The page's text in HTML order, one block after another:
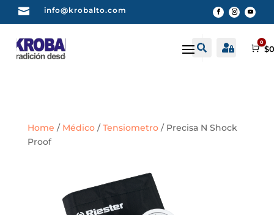
 info@krobalto.com
 Buscar
 Cuenta
0
$
Home / Médico/Tensiometro/ Precisa N Shock
Proof